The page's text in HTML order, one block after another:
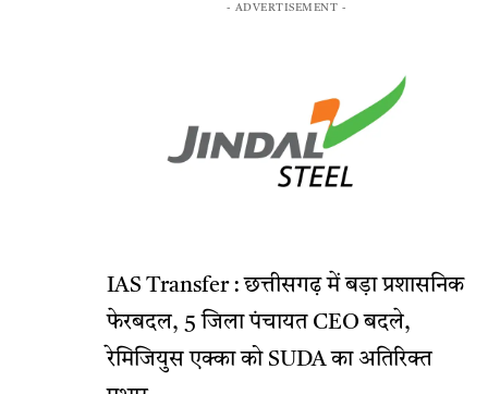
- ADVERTISEMENT -
IAS Transfer : छत्तीसगढ़ में बड़ा प्रशासनिक
फेरबदल, 5 जिला पंचायत CEO बदले,
रेमिजियुस एक्का को SUDA का अतिरिक्त